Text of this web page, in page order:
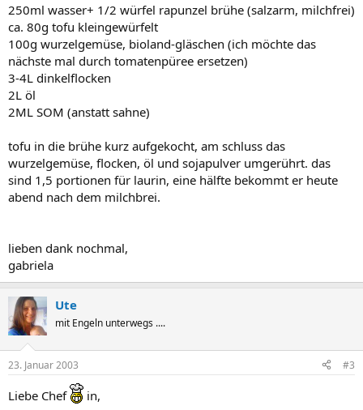
250ml wasser+ 1/2 würfel rapunzel brühe (salzarm, milchfrei)
ca. 80g tofu kleingewürfelt
100g wurzelgemüse, bioland-gläschen (ich möchte das
nächste mal durch tomatenpüree ersetzen)
3-4L dinkelflocken
2L öl
2ML SOM (anstatt sahne)
tofu in die brühe kurz aufgekocht, am schluss das
wurzelgemüse, flocken, öl und sojapulver umgerührt. das
sind 1,5 portionen für laurin, eine hälfte bekommt er heute
abend nach dem milchbrei.
lieben dank nochmal,
gabriela
Ute
mit Engeln unterwegs ....
23. Januar 2003 #3
Liebe Chef in,